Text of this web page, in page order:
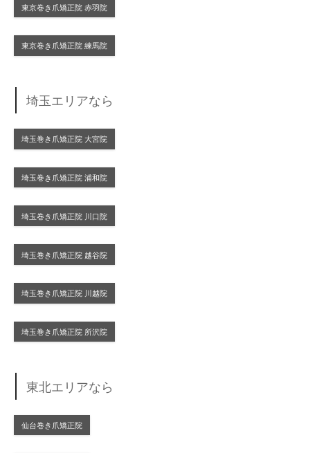
東京巻き爪矯正院 赤羽院
東京巻き爪矯正院 練馬院
埼玉エリアなら
埼玉巻き爪矯正院 大宮院
埼玉巻き爪矯正院 浦和院
埼玉巻き爪矯正院 川口院
埼玉巻き爪矯正院 越谷院
埼玉巻き爪矯正院 川越院
埼玉巻き爪矯正院 所沢院
東北エリアなら
仙台巻き爪矯正院